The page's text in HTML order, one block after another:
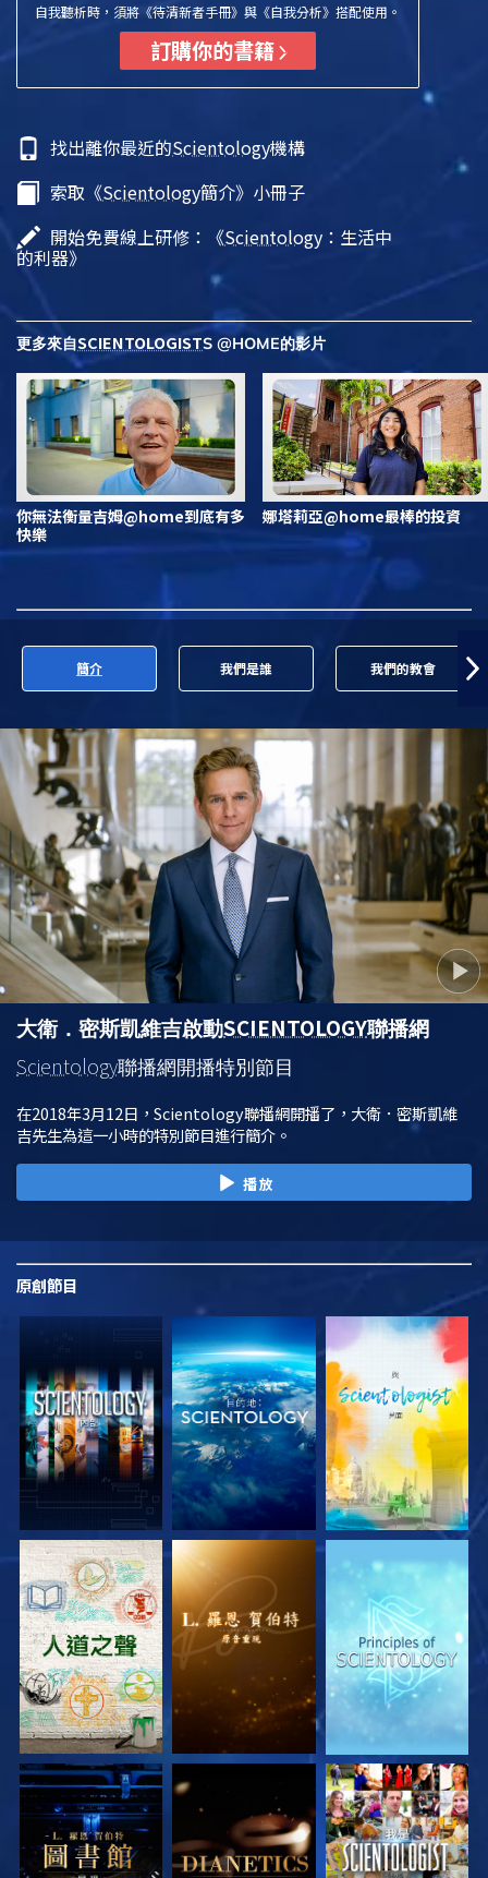
自我聽析時，須將《待清新者手冊》與《自我分析》搭配使用。
訂購你的書籍
找出離你最近的Scientology機構
索取《Scientology簡介》小冊子
開始免費線上研修：《Scientology ：生活中
的利器》
更多來自SCIENTOLOGISTS @HOME的影片
你無法衡量吉姆@home到底有多
快樂
娜塔莉亞@home最棒的投資
簡介 我們是誰 我們的教會
大衛．密斯凱維吉啟動SCIENTOLOGY聯播網
Scientology聯播網開播特別節目
在2018年3月12日，Scientology聯播網開播了，大衛．密斯凱維
吉先生為這一小時的特別節目進行簡介。
播放
原創節目
探索系列節目 探索系列節目 探索系列節目
探索系列節目 探索系列節目 觀看